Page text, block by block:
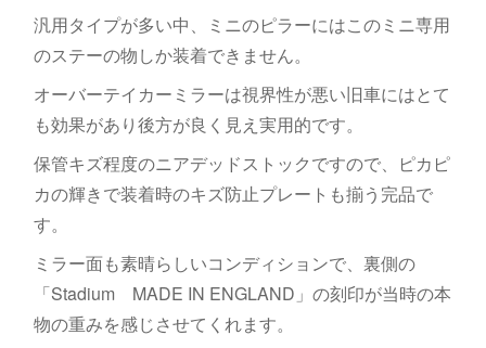
汎用タイプが多い中、ミニのピラーにはこのミニ専用
のステーの物しか装着できません。
オーバーテイカーミラーは視界性が悪い旧車にはとて
も効果があり後方が良く見え実用的です。
保管キズ程度のニアデッドストックですので、ピカピ
カの輝きで装着時のキズ防止プレートも揃う完品で
す。
ミラー面も素晴らしいコンディションで、裏側の
「Stadium MADE IN ENGLAND」の刻印が当時の本
物の重みを感じさせてくれます。